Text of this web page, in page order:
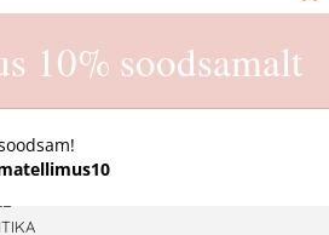
10% soodsamalt